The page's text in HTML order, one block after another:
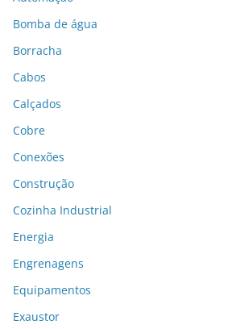
Bomba de água
Borracha
Cabos
Calçados
Cobre
Conexões
Construção
Cozinha Industrial
Energia
Engrenagens
Equipamentos
Exaustor